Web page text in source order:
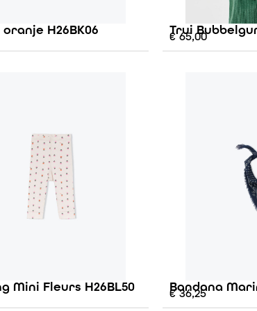
H26BK06 Trui
€65,00
Mini Fleurs H26BL50 Bandana
€36,25